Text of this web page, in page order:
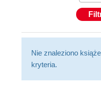
Nie znaleziono
kryteria.